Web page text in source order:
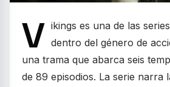
V ikings es una de las
dentro del género de
una trama que abarca seis
de 89 episodios. La serie narra